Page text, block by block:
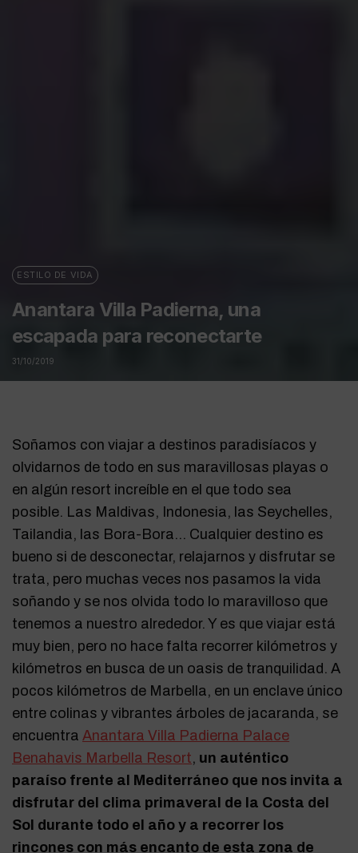
ESTILO DE VIDA
Anantara Villa Padierna, una
escapada para reconectarte
31/10/2019
Soñamos con viajar a destinos paradisíacos y
olvidarnos de todo en sus maravillosas playas o
en algún resort increíble en el que todo sea
posible. Las Maldivas, Indonesia, las Seychelles,
Tailandia, las Bora-Bora… Cualquier destino es
bueno si de desconectar, relajarnos y disfrutar se
trata, pero muchas veces nos pasamos la vida
soñando y se nos olvida todo lo maravilloso que
tenemos a nuestro alrededor. Y es que viajar está
muy bien, pero no hace falta recorrer kilómetros y
kilómetros en busca de un oasis de tranquilidad. A
pocos kilómetros de Marbella, en un enclave único
entre colinas y vibrantes árboles de jacaranda, se
encuentraAnantara Villa Padierna Palace
Benahavis Marbella Resort, un auténtico
paraíso frente al Mediterráneo que nos invita a
disfrutar del clima primaveral de la Costa del
Sol durante todo el año y a recorrer los
rincones con más encanto de esta zona de